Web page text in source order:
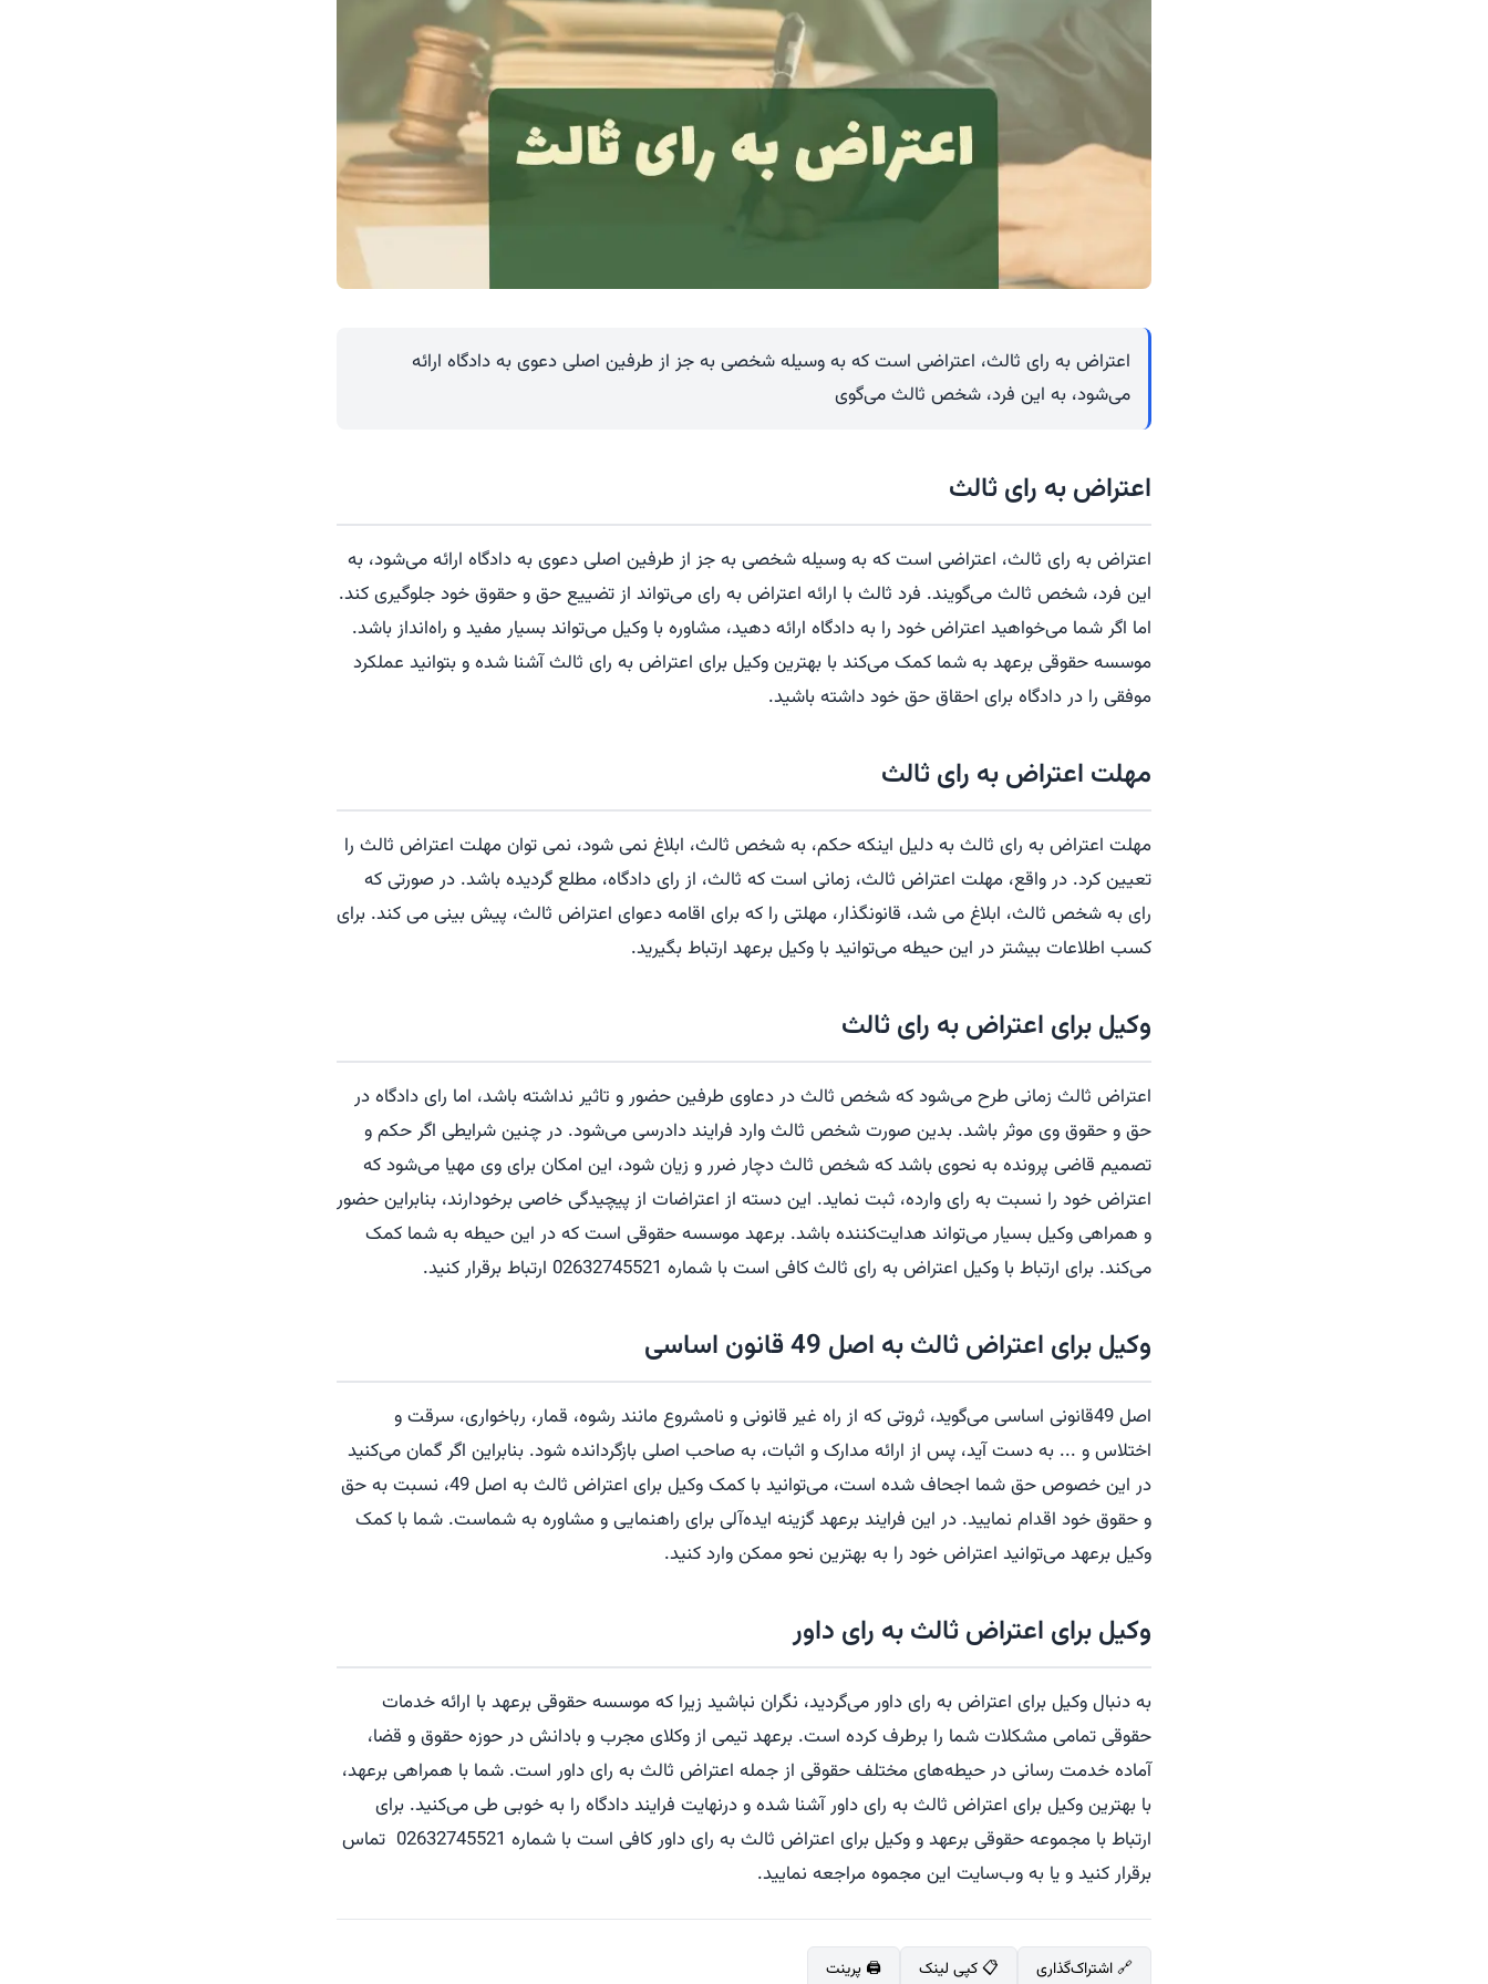
اعتراض به رای ثالث، اعتراضی است که به وسیله شخصی به جز از طرفین اصلی دعوی به دادگاه ارائه
می‌شود، به این فرد، شخص ثالث می‌گوی
اعتراض به رای ثالث
اعتراض به رای ثالث، اعتراضی است که به وسیله شخصی به جز از طرفین اصلی دعوی به دادگاه ارائه می‌شود، به
این فرد، شخص ثالث می‌گویند. فرد ثالث با ارائه اعتراض به رای می‌تواند از تضییع حق و حقوق خود جلوگیری کند.
اما اگر شما می‌خواهید اعتراض خود را به دادگاه ارائه دهید، مشاوره با وکیل می‌تواند بسیار مفید و راه‌انداز باشد.
موسسه حقوقی برعهد به شما کمک می‌کند با بهترین وکیل برای اعتراض به رای ثالث آشنا شده و بتوانید عملکرد
موفقی را در دادگاه برای احقاق حق خود داشته باشید.
مهلت اعتراض به رای ثالث
مهلت اعتراض به رای ثالث به دلیل اینکه حکم، به شخص ثالث، ابلاغ نمی شود، نمی توان مهلت اعتراض ثالث را
تعیین کرد. در واقع، مهلت اعتراض ثالث، زمانی است که ثالث، از رای دادگاه، مطلع گردیده باشد. در صورتی که
رای به شخص ثالث، ابلاغ می شد، قانونگذار، مهلتی را که برای اقامه دعوای اعتراض ثالث، پیش بینی می کند. برای
کسب اطلاعات بیشتر در این حیطه می‌توانید با وکیل برعهد ارتباط بگیرید.
وکیل برای اعتراض به رای ثالث
اعتراض ثالث زمانی طرح می‌شود که شخص ثالث در دعاوی طرفین حضور و تاثیر نداشته باشد، اما رای دادگاه در
حق و حقوق وی موثر باشد. بدین صورت شخص ثالث وارد فرایند دادرسی می‌شود. در چنین شرایطی اگر حکم و
تصمیم قاضی پرونده به نحوی باشد که شخص ثالث دچار ضرر و زیان شود، این امکان برای وی مهیا می‌شود که
اعتراض خود را نسبت به رای وارده، ثبت نماید. این دسته از اعتراضات از پیچیدگی خاصی برخودارند، بنابراین حضور
و همراهی وکیل بسیار می‌تواند هدایت‌کننده باشد. برعهد موسسه حقوقی است که در این حیطه به شما کمک
می‌کند. برای ارتباط با وکیل اعتراض به رای ثالث کافی است با شماره 02632745521 ارتباط برقرار کنید.
وکیل برای اعتراض ثالث به اصل 49 قانون اساسی
اصل 49قانونی اساسی می‌گوید، ثروتی که از راه غیر قانونی و نامشروع مانند رشوه، قمار، رباخواری، سرقت و
اختلاس و ... به دست آید، پس از ارائه مدارک و اثبات، به صاحب اصلی بازگردانده شود. بنابراین اگر گمان می‌کنید
در این خصوص حق شما اجحاف شده است، می‌توانید با کمک وکیل برای اعتراض ثالث به اصل 49، نسبت به حق
و حقوق خود اقدام نمایید. در این فرایند برعهد گزینه ایده‌آلی برای راهنمایی و مشاوره به شماست. شما با کمک
وکیل برعهد می‌توانید اعتراض خود را به بهترین نحو ممکن وارد کنید.
وکیل برای اعتراض ثالث به رای داور
به دنبال وکیل برای اعتراض به رای داور می‌گردید، نگران نباشید زیرا که موسسه حقوقی برعهد با ارائه خدمات
حقوقی تمامی مشکلات شما را برطرف کرده است. برعهد تیمی از وکلای مجرب و بادانش در حوزه حقوق و قضا،
آماده خدمت رسانی در حیطه‌های مختلف حقوقی از جمله اعتراض ثالث به رای داور است. شما با همراهی برعهد،
با بهترین وکیل برای اعتراض ثالث به رای داور آشنا شده و درنهایت فرایند دادگاه را به خوبی طی می‌کنید. برای
ارتباط با مجموعه حقوقی برعهد و وکیل برای اعتراض ثالث به رای داور کافی است با شماره 02632745521 تماس
برقرار کنید و یا به وب‌سایت این مجموه مراجعه نمایید.
🔗 اشتراک‌گذاری 📋 کپی لینک 🖨️ پرینت